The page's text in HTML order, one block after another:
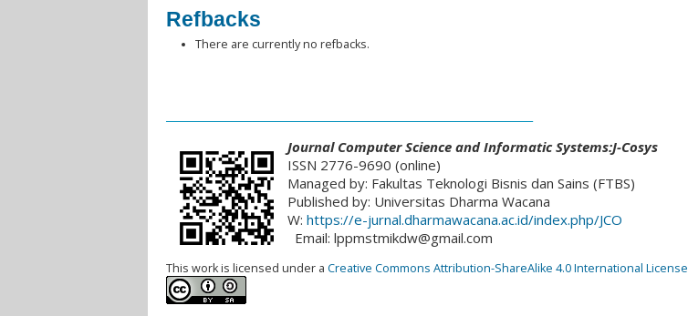
Refbacks
There are currently no refbacks.
Journal Computer Science and Informatic Systems:J-Cosys
ISSN 2776-9690 (online)
Managed by: Fakultas Teknologi Bisnis dan Sains (FTBS)
Published by: Universitas Dharma Wacana
W: https://e-jurnal.dharmawacana.ac.id/index.php/JCO
Email: lppmstmikdw@gmail.com
This work is licensed under a Creative Commons Attribution-ShareAlike 4.0 International License